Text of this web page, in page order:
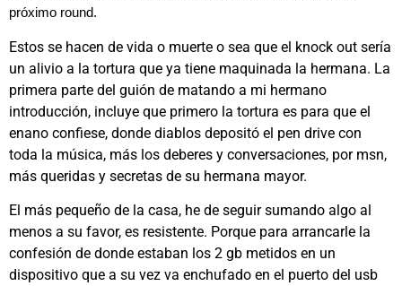
próximo round.
Estos se hacen de vida o muerte o sea que el knock out sería
un alivio a la tortura que ya tiene maquinada la hermana. La
primera parte del guión de matando a mi hermano
introducción, incluye que primero la tortura es para que el
enano confiese, donde diablos depositó el pen drive con
toda la música, más los deberes y conversaciones, por msn,
más queridas y secretas de su hermana mayor.
El más pequeño de la casa, he de seguir sumando algo al
menos a su favor, es resistente. Porque para arrancarle la
confesión de donde estaban los 2 gb metidos en un
dispositivo que a su vez va enchufado en el puerto del usb